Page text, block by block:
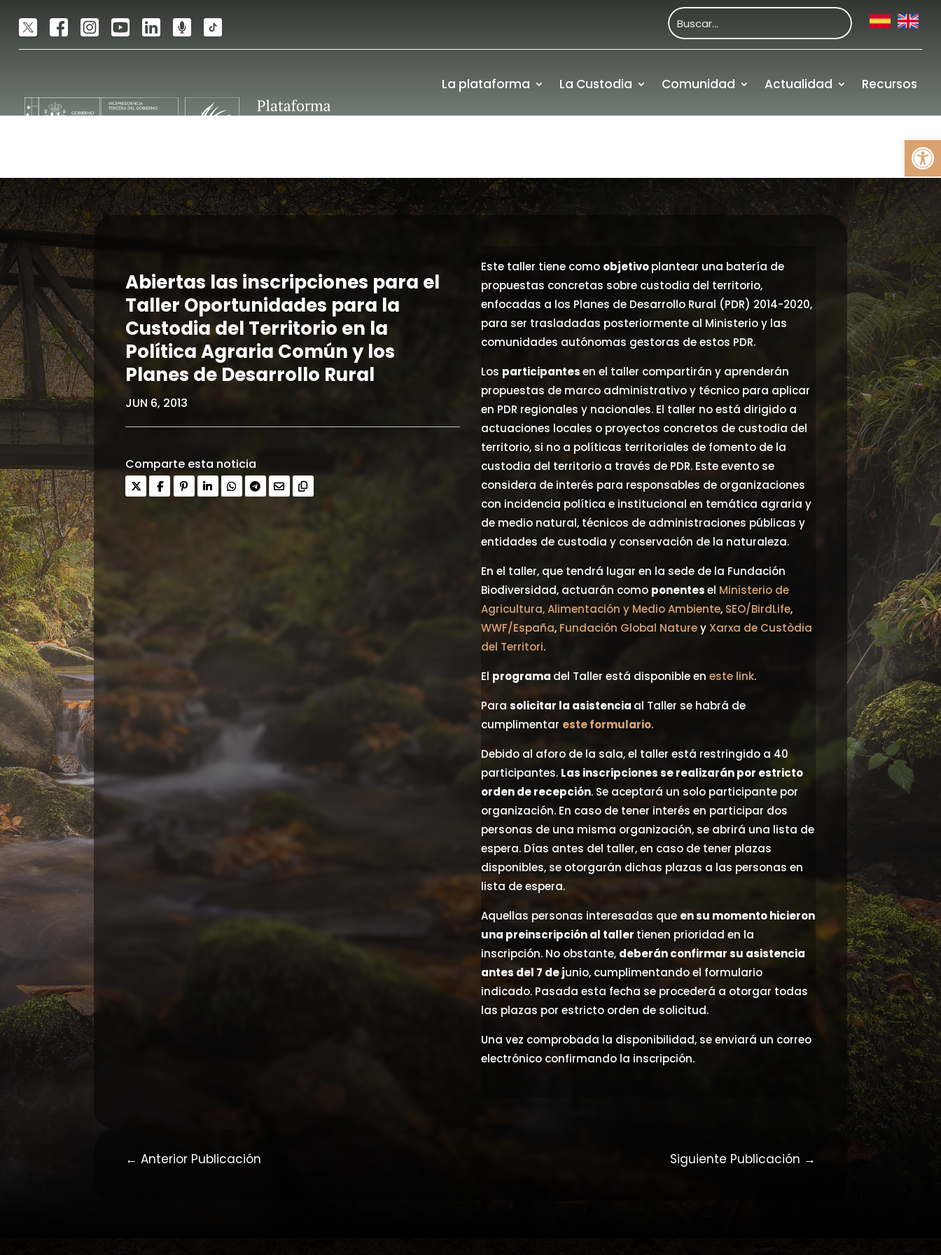
La plataforma La Custodia Comunidad Actualidad Recursos
Financiación
Abiertas las inscripciones para el
Taller Oportunidades para la
Custodia del Territorio en la
Política Agraria Común y los
Planes de Desarrollo Rural
JUN 6, 2013
Comparte esta noticia
Este taller tiene como objetivoplantear una batería de
propuestas concretas sobre custodia del territorio,
enfocadas a los Planes de Desarrollo Rural (PDR) 2014-2020,
para ser trasladadas posteriormente al Ministerio y las
comunidades autónomas gestoras de estos PDR.
Los participantesen el taller compartirán y aprenderán
propuestas de marco administrativo y técnico para aplicar
en PDR regionales y nacionales. El taller no está dirigido a
actuaciones locales o proyectos concretos de custodia del
territorio, si no a políticas territoriales de fomento de la
custodia del territorio a través de PDR. Este evento se
considera de interés para responsables de organizaciones
con incidencia política e institucional en temática agraria y
de medio natural, técnicos de administraciones públicas y
entidades de custodia y conservación de la naturaleza.
En el taller, que tendrá lugar en la sede de la Fundación
Biodiversidad, actuarán como ponentesel Ministerio de
Agricultura, Alimentación y Medio Ambiente, SEO/BirdLife,
WWF/España, Fundación Global Naturey Xarxa de Custòdia
del Territori.
El programa del Taller está disponible en este link.
Para solicitar la asistencia al Taller se habrá de
cumplimentar este formulario.
Debido al aforo de la sala, el taller está restringido a 40
participantes. Las inscripciones se realizarán por estricto
orden de recepción. Se aceptará un solo participante por
organización. En caso de tener interés en participar dos
personas de una misma organización, se abrirá una lista de
espera. Días antes del taller, en caso de tener plazas
disponibles, se otorgarán dichas plazas a las personas en
lista de espera.
Aquellas personas interesadas que en su momento hicieron
una preinscripción al taller tienen prioridad en la
inscripción. No obstante, deberán confirmar su asistencia
antes del 7 de junio, cumplimentando el formulario
indicado. Pasada esta fecha se procederá a otorgar todas
las plazas por estricto orden de solicitud.
Una vez comprobada la disponibilidad, se enviará un correo
electrónico confirmando la inscripción.
←Anterior Publicación Siguiente Publicación →